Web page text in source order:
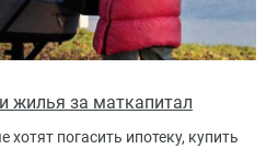
жилья за маткапитал
погасить ипотеку, купить